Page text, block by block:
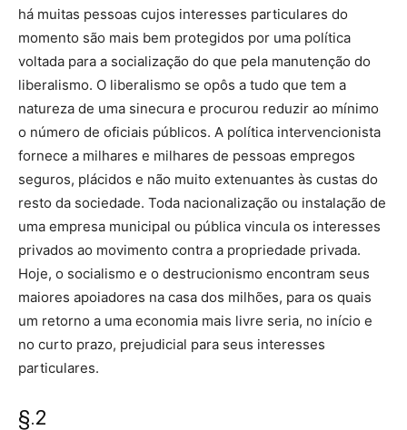
há muitas pessoas cujos interesses particulares do
momento são mais bem protegidos por uma política
voltada para a socialização do que pela manutenção do
liberalismo. O liberalismo se opôs a tudo que tem a
natureza de uma sinecura e procurou reduzir ao mínimo
o número de oficiais públicos. A política intervencionista
fornece a milhares e milhares de pessoas empregos
seguros, plácidos e não muito extenuantes às custas do
resto da sociedade. Toda nacionalização ou instalação de
uma empresa municipal ou pública vincula os interesses
privados ao movimento contra a propriedade privada.
Hoje, o socialismo e o destrucionismo encontram seus
maiores apoiadores na casa dos milhões, para os quais
um retorno a uma economia mais livre seria, no início e
no curto prazo, prejudicial para seus interesses
particulares.
§.2